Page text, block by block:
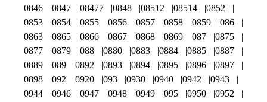
0846
0847 08477 0848 08512 08514
0852
0853
0854 0855 0856 0857 0858 0859
086
0863
0865 0866 0867 0868 0869 087
0875
0877
0879 088 0880 0883 0884 0885
0887
0889
089 0892 0893 0894 0895 0896
0897
0898
092 0920 093 0930 0940 0942
0943
0944
0946 0947 0948 0949 095 0950
0952